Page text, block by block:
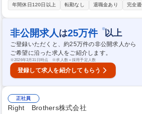
⇒入塾プランの提案 ■講師のサポート（採用、育
年間休日120日以上 転勤なし 退職金あり 完全
非公開求人 は25万件 ※以上
ご登録いただくと、約25万件の非公開求人から
ご希望に沿った求人をご紹介します。
※2026年3月31日時点 ※求人数＝採用予定人数
登録して求人を紹介してもらう
正社員
Right Brothers株式会社